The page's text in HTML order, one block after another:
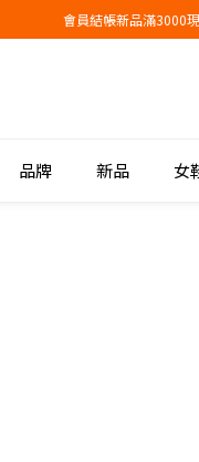
會員結帳新品滿3000
會員結帳新品滿3000
品牌 新品 女